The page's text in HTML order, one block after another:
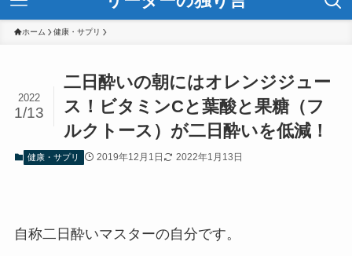
ホーム 健康・サプリ
二日酔いの朝にはオレンジジュー
ス！ビタミンCと葉酸と果糖（フ
ルクトース）が二日酔いを低減！
2022
1/13
健康・サプリ 2019年12月1日 2022年1月13日
自称二日酔いマスターの自分です。